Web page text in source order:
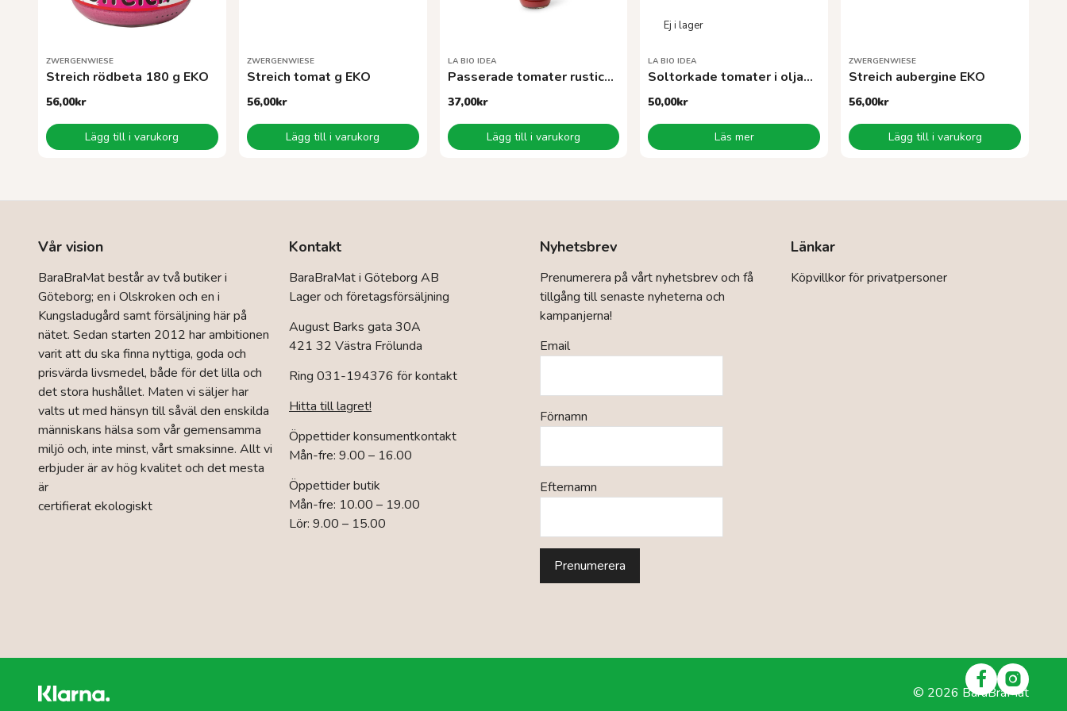
ZWERGENWIESE
Streich rödbeta 180 g EKO
56,00kr
Lägg till i varukorg
ZWERGENWIESE
Streich tomat g EKO
56,00kr
Lägg till i varukorg
LA BIO IDEA
Passerade tomater rusticaEKO 680 g
37,00kr
Lägg till i varukorg
LA BIO IDEA
Soltorkade tomater i oljaEKO 190 g
50,00kr
Läs mer
ZWERGENWIESE
Streich aubergine EKO
56,00kr
Lägg till i varukorg
Vår vision
BaraBraMat består av två butiker i
Göteborg; en i Olskroken och en i
Kungsladugård samt försäljning här på
nätet. Sedan starten 2012 har ambitionen
varit att du ska finna nyttiga, goda och
prisvärda livsmedel, både för det lilla och
det stora hushållet. Maten vi säljer har
valts ut med hänsyn till såväl den enskilda
människans hälsa som vår gemensamma
miljö och, inte minst, vårt smaksinne. Allt vi
erbjuder är av hög kvalitet och det mesta
är
certifierat ekologiskt
Kontakt
BaraBraMat i Göteborg AB
Lager och företagsförsäljning
August Barks gata 30A
421 32 Västra Frölunda
Ring 031-194376 för kontakt
Hitta till lagret!
Öppettider konsumentkontakt
Mån-fre: 9.00 – 16.00
Öppettider butik
Mån-fre: 10.00 – 19.00
Lör: 9.00 – 15.00
Nyhetsbrev
Prenumerera på vårt nyhetsbrev och få
tillgång till senaste nyheterna och
kampanjerna!
Email
Förnamn
Efternamn
Länkar
Köpvillkor för privatpersoner
© 2026 BaraBraMat